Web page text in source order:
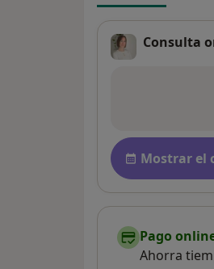
Consulta
Disponibilidad
Mostrar el
Pago
Ahorra